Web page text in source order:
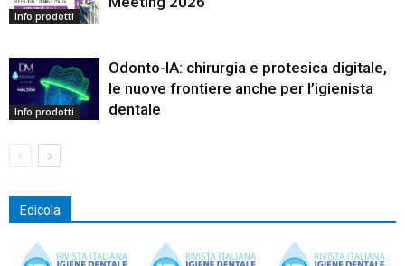
Info prodotti
Info prodotti
Odonto-IA: chirurgia e protesica digitale,
le nuove frontiere anche per l’igienista
dentale
Edicola